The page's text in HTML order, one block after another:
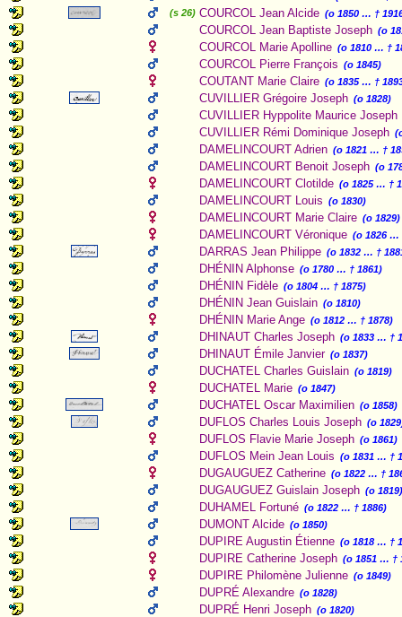
(s 26) COURCOL Jean Alcide (o 1850 … †
COURCOL Jean Baptiste Joseph (o
COURCOL Marie Apolline (o 1810 … †
COURCOL Pierre François (o 1845)
COUTANT Marie Claire (o 1835 … †
CUVILLIER Grégoire Joseph (o 1828)
CUVILLIER Hyppolite Maurice Joseph
CUVILLIER Rémi Dominique Joseph
DAMELINCOURT Adrien (o 1821 … †
DAMELINCOURT Benoit Joseph (o
DAMELINCOURT Clotilde (o 1825 … †
DAMELINCOURT Louis (o 1830)
DAMELINCOURT Marie Claire (o 1829)
DAMELINCOURT Véronique (o 1826 …
DARRAS Jean Philippe (o 1832 … †
DHÉNIN Alphonse (o 1780 … † 1861)
DHÉNIN Fidèle (o 1804 … † 1875)
DHÉNIN Jean Guislain (o 1810)
DHÉNIN Marie Ange (o 1812 … † 1878)
DHINAUT Charles Joseph (o 1833 … †
DHINAUT Émile Janvier (o 1837)
DUCHATEL Charles Guislain (o 1819)
DUCHATEL Marie (o 1847)
DUCHATEL Oscar Maximilien (o 1858)
DUFLOS Charles Louis Joseph (o
DUFLOS Flavie Marie Joseph (o 1861)
DUFLOS Mein Jean Louis (o 1831 … †
DUGAUGUEZ Catherine (o 1822 … †
DUGAUGUEZ Guislain Joseph (o
DUHAMEL Fortuné (o 1822 … † 1886)
DUMONT Alcide (o 1850)
DUPIRE Augustin Étienne (o 1818 … †
DUPIRE Catherine Joseph (o 1851 … †
DUPIRE Philomène Julienne (o 1849)
DUPRÉ Alexandre (o 1828)
DUPRÉ Henri Joseph (o 1820)